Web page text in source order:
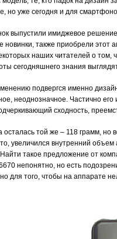
но уже сегодня и для
выпустили имиджевое решение
новинки, также приобрели
наших читателей о
сегодняшнего знания
подвергся именно
неоднозначное. Частично
сходность,
осталась той же – 118 грамм,
увеличился внутренний
такое предложение от
непонятно, но есть
для того, чтобы на аппарате